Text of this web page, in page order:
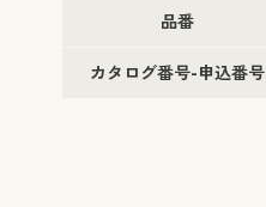
品番
カタログ番号-申込番号